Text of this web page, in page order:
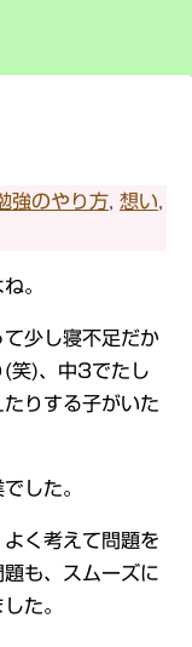
強のやり方 ,想い
。
少し寝不足だか
(笑)、中3でたし
りする子がいた
した。
く考えて問題を
も、スムーズに
た。